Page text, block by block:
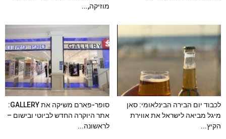
מוזיקה,...
לכבוד יום הבירה הבינלאומי: סאן
מיגל מביאה לישראל את אווירת
הקיץ...
סופר-פארם משיקה את GALLERY:
אתר היוקרה החדש לביוטי ובישום –
לראשונה...